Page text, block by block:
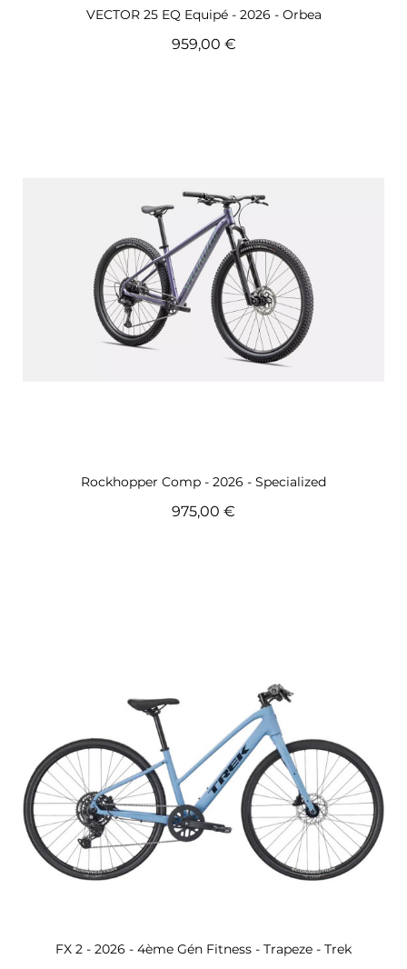
Aperçu rapide
VECTOR 25 EQ Equipé - 2026 - Orbea
959,00 €
Aperçu rapide
Rockhopper Comp - 2026 - Specialized
975,00 €
Aperçu rapide
FX 2 - 2026 - 4ème Gén Fitness - Trapeze - Trek